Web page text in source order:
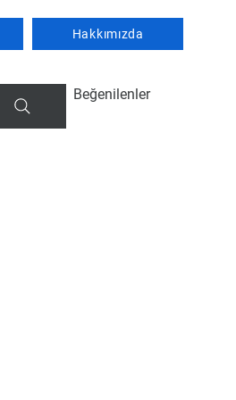
Hakkımızda
Beğenilenler